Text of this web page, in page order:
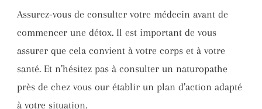
Assurez-vous de consulter votre médecin avant de
commencer une détox. Il est important de vous
assurer que cela convient à votre corps et à votre
santé. Et n’hésitez pas à consulter un naturopathe
près de chez vous our établir un plan d’action adapté
à votre situation.